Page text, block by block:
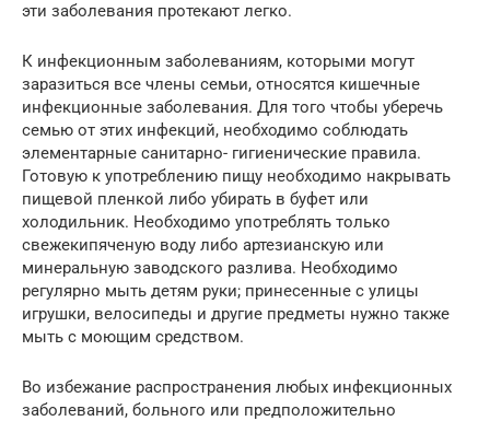
эти заболевания протекают легко.
К инфекционным заболеваниям, которыми могут
заразиться все члены семьи, относятся кишечные
инфекционные заболевания. Для того чтобы уберечь
семью от этих инфекций, необходимо соблюдать
элементарные санитарно- гигиенические правила.
Готовую к употреблению пищу необходимо накрывать
пищевой пленкой либо убирать в буфет или
холодильник. Необходимо употреблять только
свежекипяченую воду либо артезианскую или
минеральную заводского разлива. Необходимо
регулярно мыть детям руки; принесенные с улицы
игрушки, велосипеды и другие предметы нужно также
мыть с моющим средством.
Во избежание распространения любых инфекционных
заболеваний, больного или предположительно